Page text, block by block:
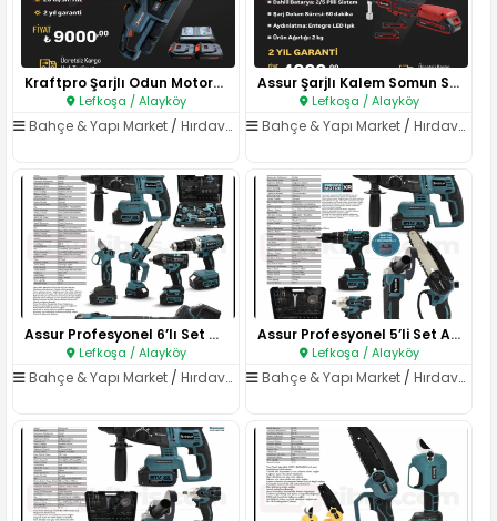
Kraftpro Şarjlı Odun Motoru 20..
Lefkoşa / Alayköy
Bahçe & Yapı Market / Hırdavat & El Aletleri
Assur Şarjlı Kalem Somun Sökme..
Lefkoşa / Alayköy
Bahçe & Yapı Market /Hırdavat & El Aletleri
Assur Profesyonel 6’lı Set ASR..
Lefkoşa / Alayköy
Bahçe & Yapı Market / Hırdavat & El Aletleri
Assur Profesyonel 5’li Set ASR..
Lefkoşa / Alayköy
Bahçe & Yapı Market /Hırdavat & El Aletleri